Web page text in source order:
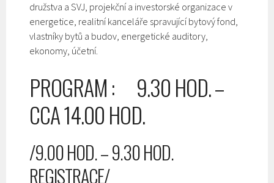
družstva a SVJ, projekční a investorské organizace v
energetice, realitní kanceláře spravující bytový fond,
vlastníky bytů a budov, energetické auditory,
ekonomy, účetní.
PROGRAM : 9.30 HOD. –
CCA 14.00 HOD.
/9.00 HOD. – 9.30 HOD.
REGISTRACE/